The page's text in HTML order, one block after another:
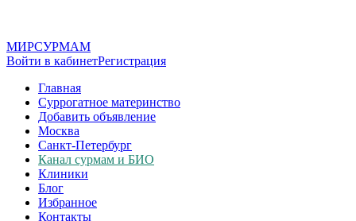
МИРСУРМАМ
Войти в кабинетРегистрация
Главная
Суррогатное материнство
Добавить объявление
Москва
Санкт-Петербург
Канал сурмам и БИО
Клиники
Блог
Избранное
Контакты